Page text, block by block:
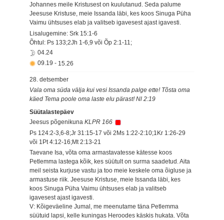
Johannes meile Kristusest on kuulutanud. Seda palume
Jeesuse Kristuse, meie Issanda läbi, kes koos Sinuga Püha
Vaimu ühtsuses elab ja valitseb igavesest ajast igavesti.
Lisalugemine: Srk 15:1-6
Õhtul: Ps 133;2Jh 1-6,9 või Õp 2:1-11;
04.24
09.19 - 15.26
28. detsember
Vala oma süda välja kui vesi Issanda palge ette! Tõsta oma
käed Tema poole oma laste elu pärast! Nl 2:19
Süütalastepäev
Jeesus põgenikuna KLPR 166
Ps 124:2-3,6-8;Jr 31:15-17 või 2Ms 1:22-2:10;1Kr 1:26-29
või 1Pt 4:12-16;Mt 2:13-21
Taevane Isa, võta oma armastavatesse kätesse koos
Petlemma lastega kõik, kes süütult on surma saadetud. Aita
meil seista kurjuse vastu ja too meie keskele oma õigluse ja
armastuse riik. Jeesuse Kristuse, meie Issanda läbi, kes
koos Sinuga Püha Vaimu ühtsuses elab ja valitseb
igavesest ajast igavesti.
V: Kõigeväeline Jumal, me meenutame täna Petlemma
süütuid lapsi, kelle kuningas Heroodes käskis hukata. Võta